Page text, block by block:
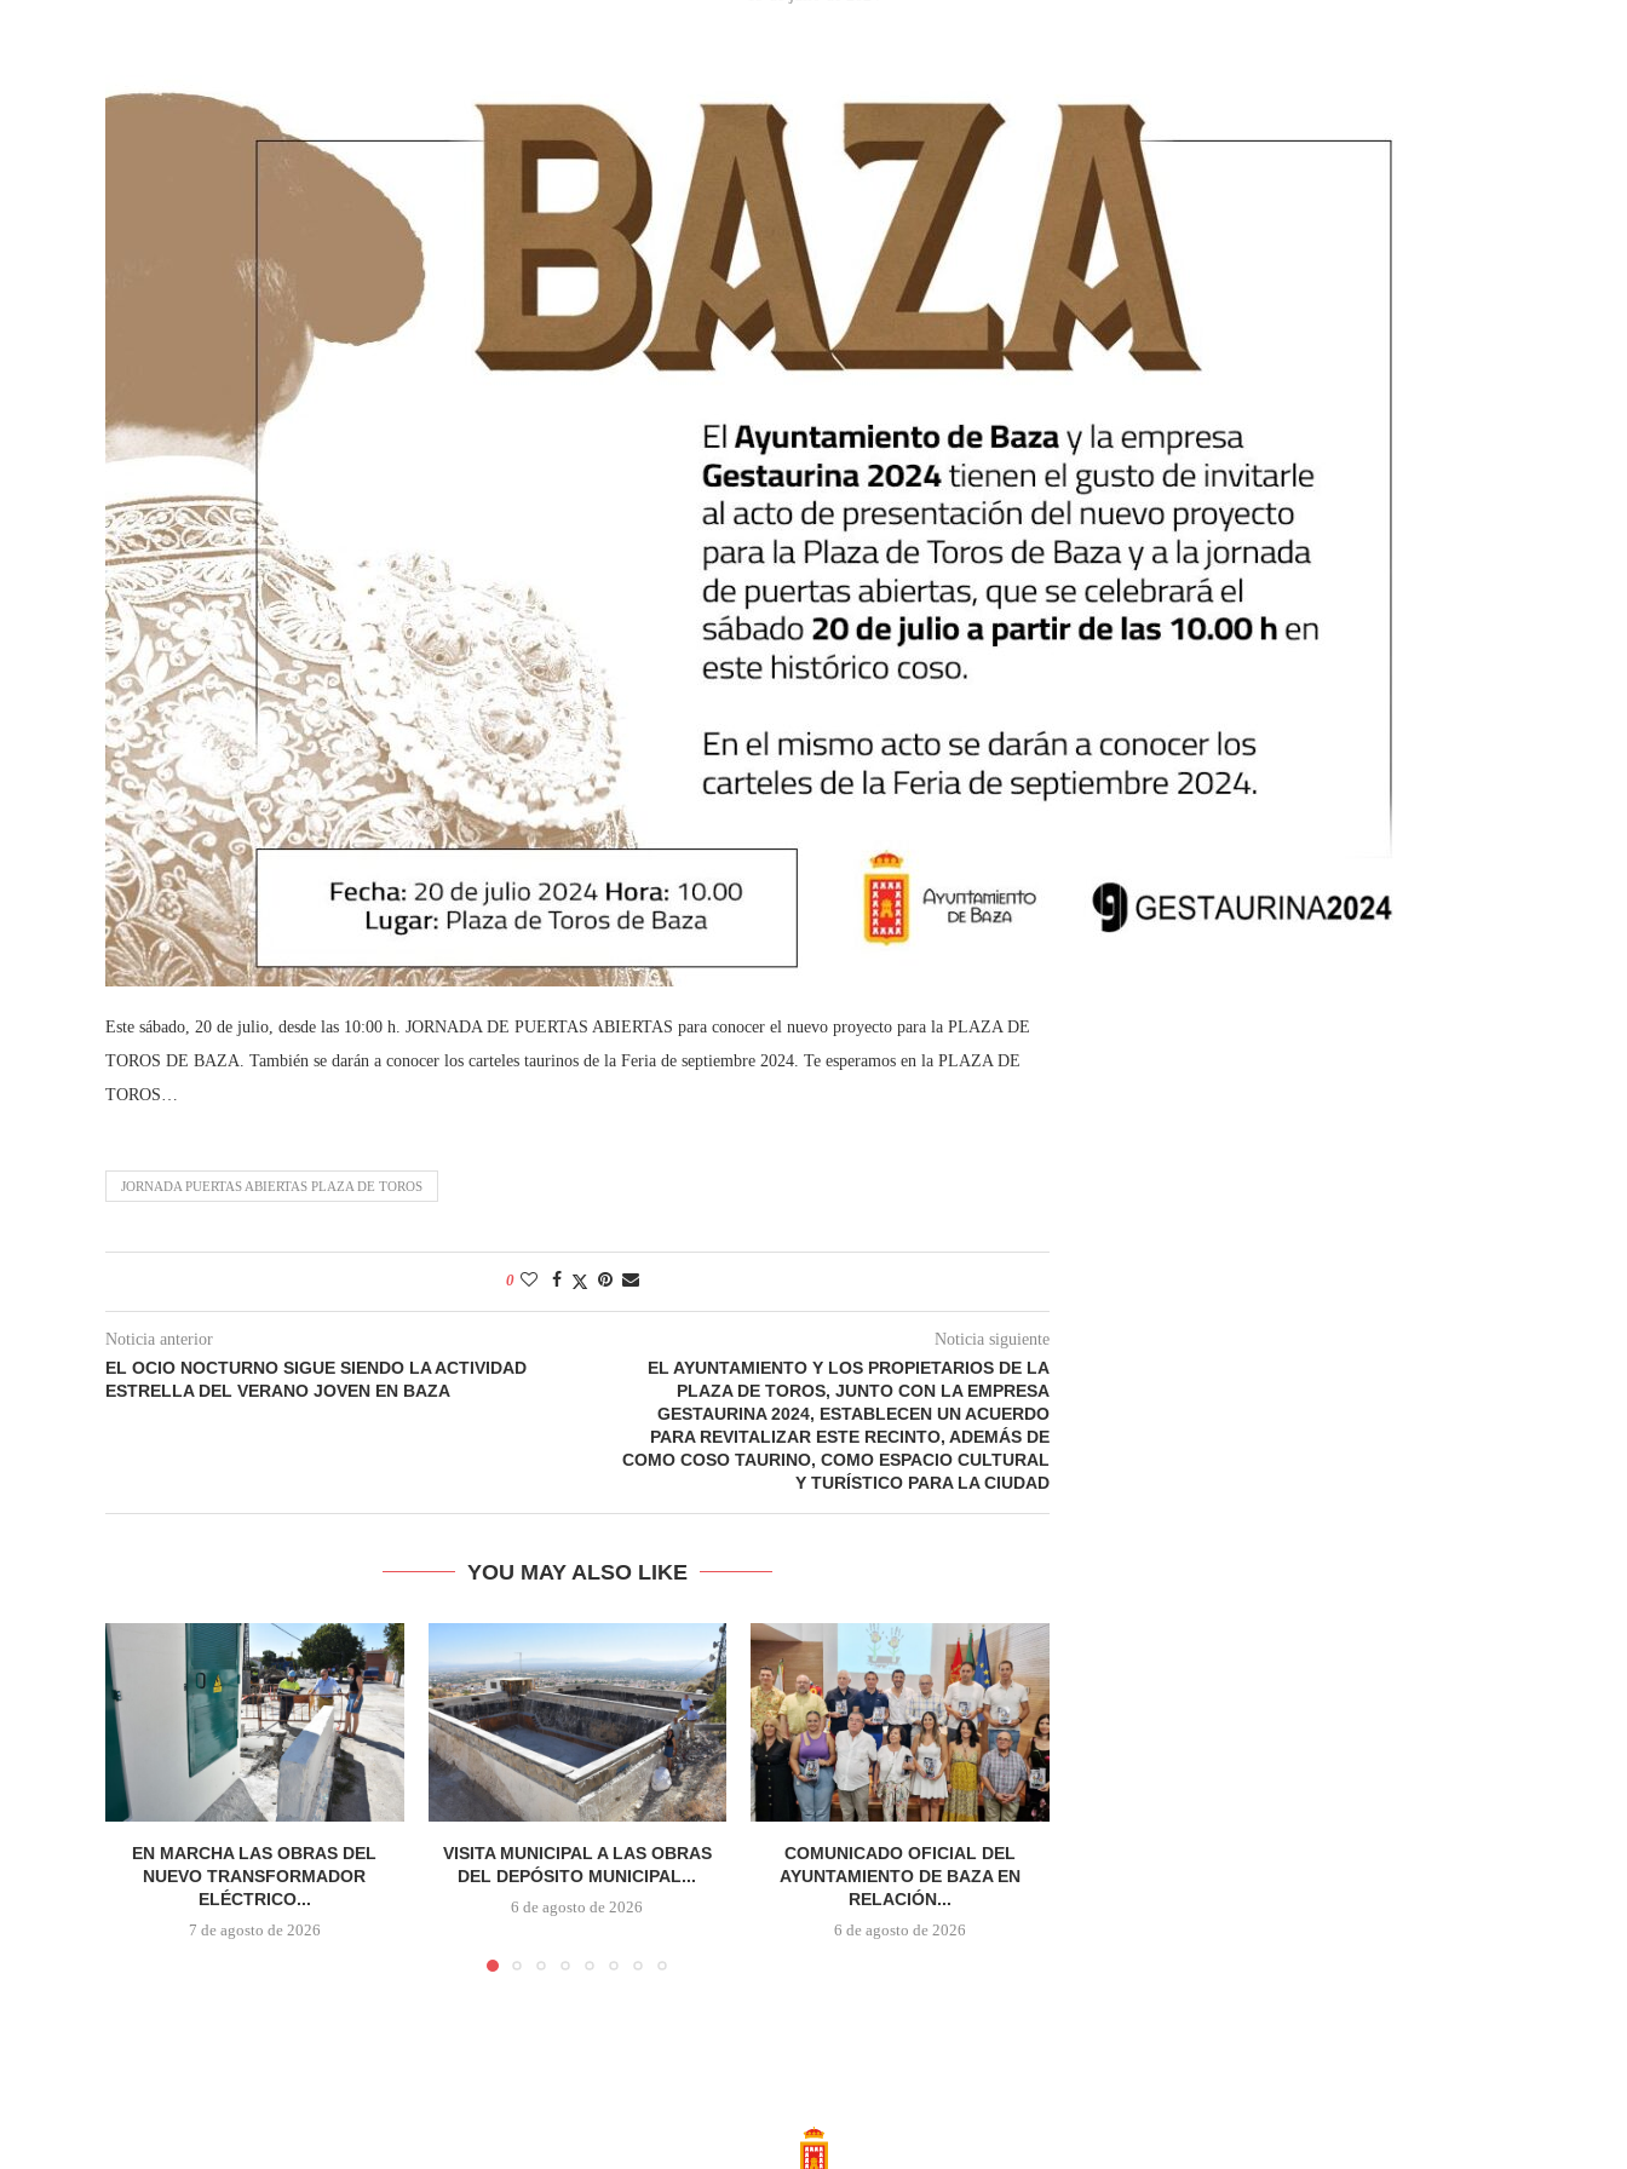
Este sábado, 20 de julio, desde las 10:00 h. JORNADA DE PUERTAS ABIERTAS para conocer el nuevo proyecto para la PLAZA DE
TOROS DE BAZA. También se darán a conocer los carteles taurinos de la Feria de septiembre 2024. Te esperamos en la PLAZA DE
TOROS…
JORNADA PUERTAS ABIERTAS PLAZA DE TOROS
0
Noticia anterior
EL OCIO NOCTURNO SIGUE SIENDO LA ACTIVIDAD
ESTRELLA DEL VERANO JOVEN EN BAZA
Noticia siguiente
EL AYUNTAMIENTO Y LOS PROPIETARIOS DE LA
PLAZA DE TOROS, JUNTO CON LA EMPRESA
GESTAURINA 2024, ESTABLECEN UN ACUERDO
PARA REVITALIZAR ESTE RECINTO, ADEMÁS DE
COMO COSO TAURINO, COMO ESPACIO CULTURAL
Y TURÍSTICO PARA LA CIUDAD
YOU MAY ALSO LIKE
EN MARCHA LAS OBRAS DEL
NUEVO TRANSFORMADOR
ELÉCTRICO...
7 de agosto de 2026
VISITA MUNICIPAL A LAS OBRAS
DEL DEPÓSITO MUNICIPAL...
6 de agosto de 2026
COMUNICADO OFICIAL DEL
AYUNTAMIENTO DE BAZA EN
RELACIÓN...
6 de agosto de 2026